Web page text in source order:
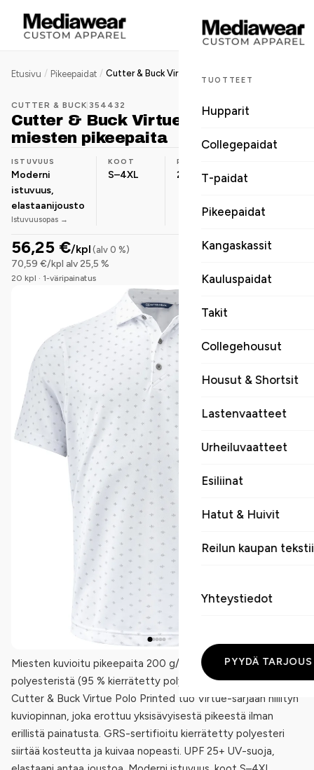
TUOTTEET
Hupparit
Collegepaidat
T-paidat
Pikeepaidat
Kangaskassit
Kauluspaidat
Takit
Collegehousut
Housut & Shortsit
Lastenvaatteet
Urheiluvaatteet
Esiliinat
Hatut & Huivit
Reilun kaupan
Yhteystiedot
PYYDÄ TARJOUS
Etusivu / Pikeepaidat /
CUTTER & BUCK |354432
Cutter & Buck Virtue Polo Printed
miesten pikeepaita
ISTUVUUS
Moderni
istuvuus,
elastaanijousto
Istuvuusopas →
KOOT
S–4XL
PAINO
200 g/m² Polyesteri
56,25 €/kpl (alv 0 %)
70,59 €/kpl alv 25,5 %
20 kpl · 1-väripainatus
Miesten kuvioitu pikeepaita 200 g/m² kierrätetystä
polyesteristä (95 % kierrätetty polyesteri, 5 % elastaani).
Cutter & Buck Virtue Polo Printed tuo Virtue-sarjaan hillityn
kuviopinnan, joka erottuu yksisävyisestä pikeestä ilman
erillistä painatusta. GRS-sertifioitu kierrätetty polyesteri
siirtää kosteutta ja kuivaa nopeasti. UPF 25+ UV-suoja,